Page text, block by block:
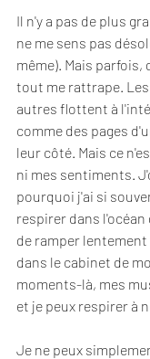
Il n'y a pas de plus
ne me sens pas
même). Mais
tout me rattrape.
autres flottent à
comme des pages
leur côté. Mais ce
ni mes sentiments.
pourquoi j'ai si
respirer dans
de ramper
dans le cabinet de
moments-là, mes
et je peux respirer à
Je ne peux